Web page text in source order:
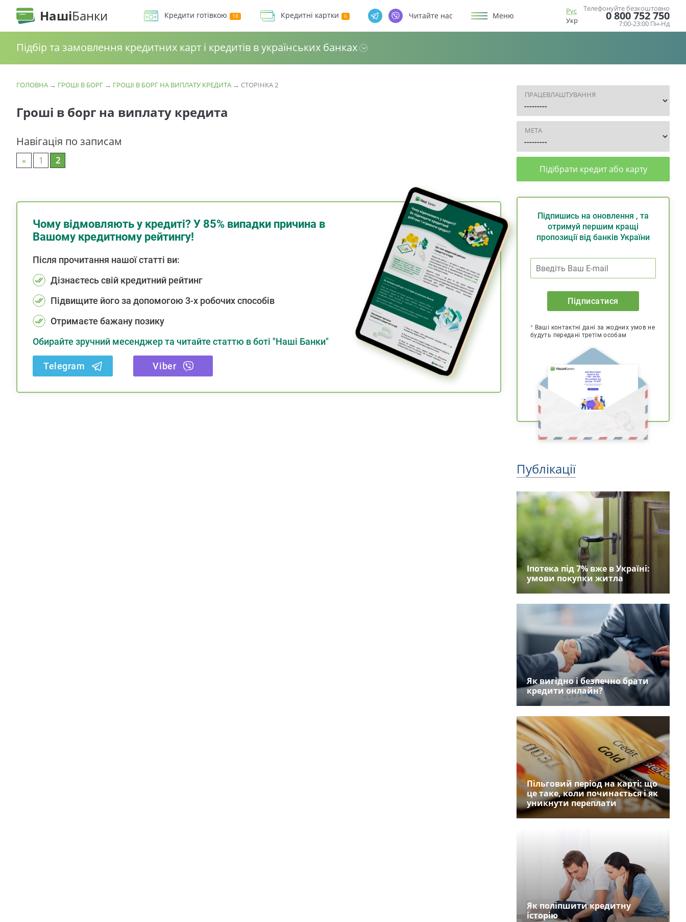
НашіБанки Кредити готівкою Кредитні картки Читайте нас Меню
Рус
Укр
Телефонуйте безкоштовно
0 800 752 750
7:00-23:00 Пн-Нд
Підбір та замовлення кредитних карт і кредитів в українських банках
ГОЛОВНА → ГРОШІ В БОРГ → ГРОШІ В БОРГ НА ВИПЛАТУ КРЕДИТА → СТОРІНКА 2
Гроші в борг на виплату кредита
Навігація по записам
« 1 2
Чому відмовляють у кредиті? У 85% випадки причина в
Вашому кредитному рейтингу!
Після прочитання нашої статті ви:
Дізнаєтесь свій кредитний рейтинг
Підвищите його за допомогою 3-х робочих способів
Отримаєте бажану позику
Обирайте зручний месенджер та читайте статтю в боті "Наші Банки"
Telegram Viber
ПРАЦЕВЛАШТУВАННЯ
МЕТА
Підібрати кредит або карту
Підпишись на оновлення , та
отримуй першим кращі
пропозиції від банків України
Підписатися
* Ваші контактні дані за жодних умов не
будуть передані третім особам
Публікації
Іпотека під 7% вже в Україні:
умови покупки житла
Як вигідно і безпечно брати
кредити онлайн?
Пільговий період на карті: що
це таке, коли починається і як
уникнути переплати
Як поліпшити кредитну
історію